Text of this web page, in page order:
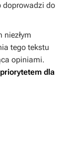
doprowadzi do
niezłym
tego tekstu
opiniami.
dla